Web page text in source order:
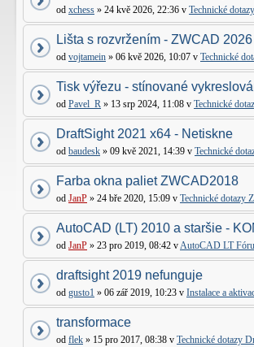
od xchess » 24 kvě 2026, 22:36 v Technické
Lišta s rozvržením - ZWCAD 2026
od vojtamein » 06 kvě 2026, 10:07 v Technické
Tisk výřezu - stínované
od Pavel_R » 13 srp 2024, 11:08 v Technické
DraftSight 2021 x64 - Netiskne
od baudesk » 09 kvě 2021, 14:39 v Technické
Farba okna paliet ZWCAD2018
od JanP » 24 bře 2020, 15:09 v Technické dotazy
AutoCAD (LT) 2010 a staršie -
od JanP » 23 pro 2019, 08:42 vAutoCAD LT
draftsight 2019 nefunguje
od gusto1 » 06 zář 2019, 10:23 v Instalace a
transformace
od flek » 15 pro 2017, 08:38 v Technické dotazy